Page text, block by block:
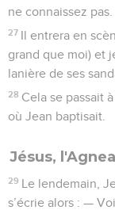
ne connaissez pas.
27 Il entrera en
grand que moi) et
lanière de ses
28 Cela se passait
où Jean baptisait.
Jésus,
29 Le lendemain,
s’écrie alors : —